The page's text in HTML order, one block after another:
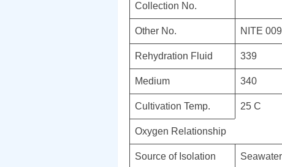
Collection No.
Other No. NITE
Rehydration Fluid 339
Medium 340
Cultivation Temp. 25 C
Oxygen Relationship
Source of Isolation Seawater